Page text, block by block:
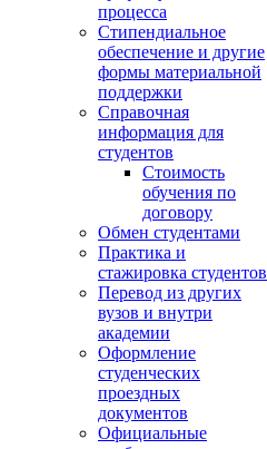
процесса
Стипендиальное
обеспечение и другие
формы материальной
поддержки
Справочная
информация для
студентов
Cтоимость
обучения по
договору
Обмен студентами
Практика и
стажировка студентов
Перевод из других
вузов и внутри
академии
Оформление
студенческих
проездных
документов
Официальные